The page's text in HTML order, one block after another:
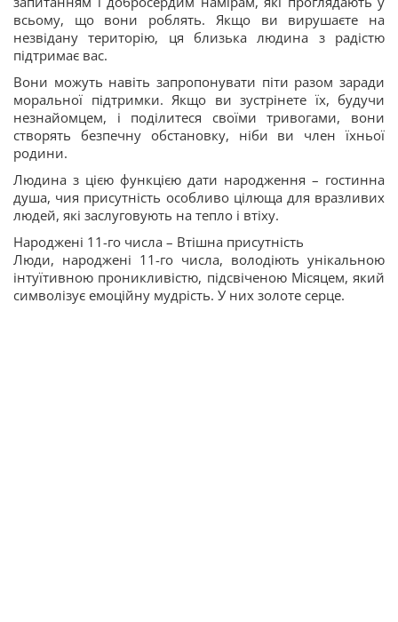
всьому, що вони роблять. Якщо ви вирушаєте на
незвідану територію, ця близька людина з радістю
підтримає вас.
Вони можуть навіть запропонувати піти разом заради
моральної підтримки. Якщо ви зустрінете їх, будучи
незнайомцем, і поділитеся своїми тривогами, вони
створять безпечну обстановку, ніби ви член їхньої
родини.
Людина з цією функцією дати народження – гостинна
душа, чия присутність особливо цілюща для вразливих
людей, які заслуговують на тепло і втіху.
Народжені 11-го числа – Втішна присутність
Люди, народжені 11-го числа, володіють унікальною
інтуїтивною проникливістю, підсвіченою Місяцем, який
символізує емоційну мудрість. У них золоте серце.